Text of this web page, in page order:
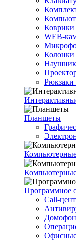
WEB-
Колонки
Рюкзаки
Планшеты
Компьютерные
Программное
Call-